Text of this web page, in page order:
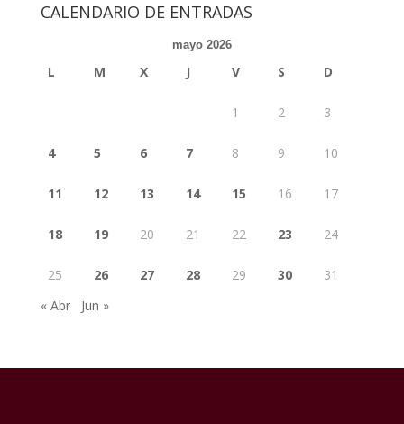
CALENDARIO DE ENTRADAS
mayo 2026
L M X J V S D
1 2 3
4 5 6 7 8 9 10
11 12 13 14 15 16 17
18 19 20 21 22 23 24
25 26 27 28 29 30
31
« Abr
Jun »